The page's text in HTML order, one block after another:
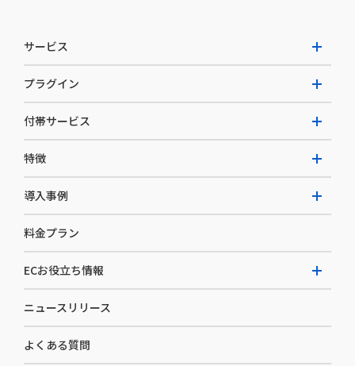
サービス
W2 Commerce Repeat
W2 Commerce BtoB
W2 Commerce Asia
プラグイン
AI buddy
付帯サービス
EC運用構築支援・運用支援
カスタマーサクセス
セキュリティ
デザイン制作
コンサルティング
特徴
選ばれる理由
開発体制
導入事例
導入企業一覧
料金プラン
ECお役立ち情報
お役立ち資料
ニュースリリース
よくある質問